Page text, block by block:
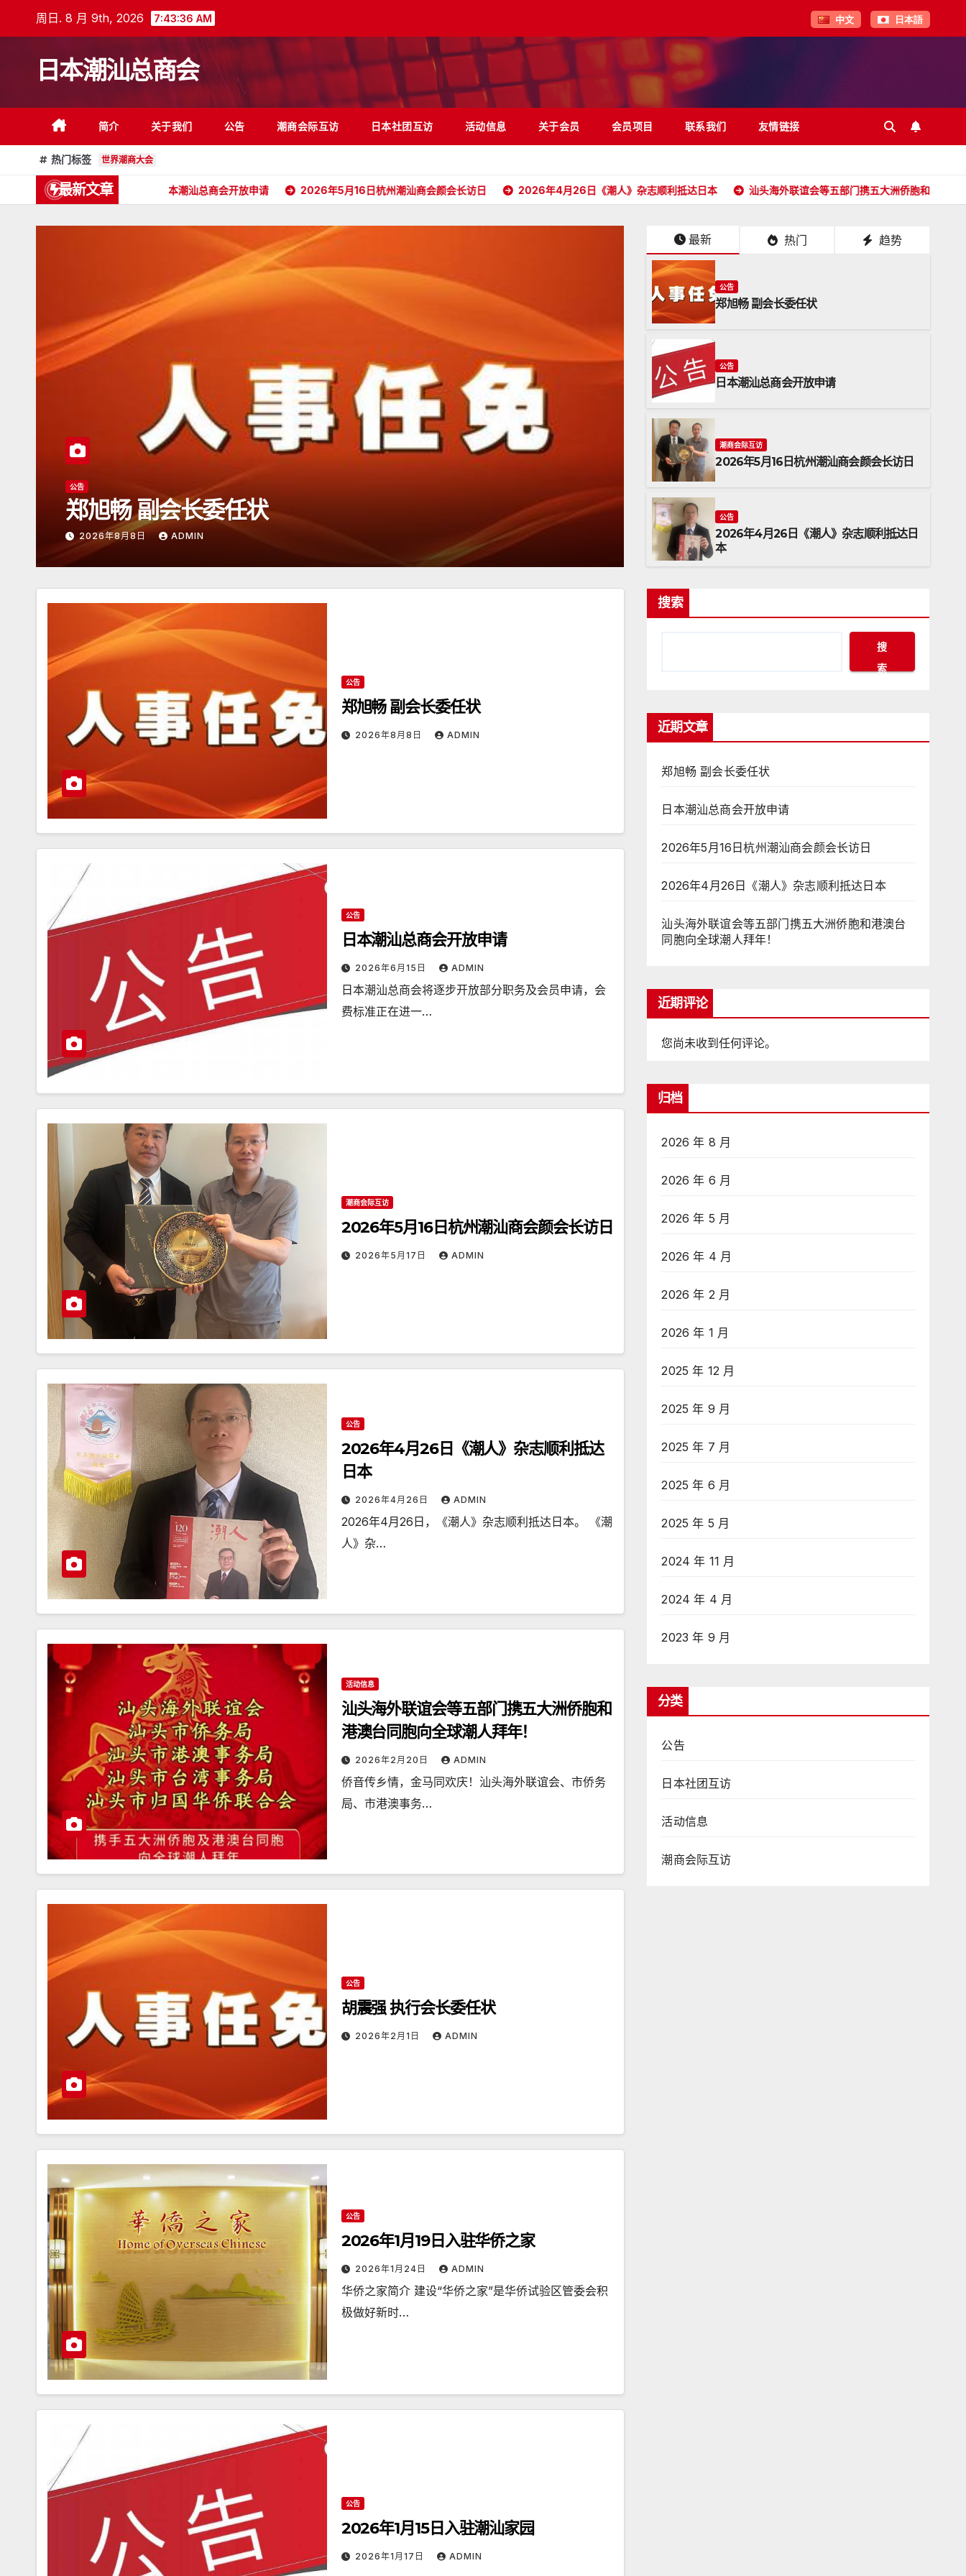
周日. 8 月 9th, 2026 7:43:38 AM 中文 日本語
日本潮汕总商会
简介 关于我们 公告 潮商会际互访 日本社团互访 活动信息 关于会员 会员项目 联系我们 友情链接
热门标签 世界潮商大会
最新文章
副会长委任状 日本潮汕总商会开放申请 2026年5月16日杭州潮汕商会颜会长访日 2026年4月26日《潮人》杂志顺利抵达日本 汕头海外联谊会等五部门携五大洲侨胞和港澳台同胞向全球潮
公告
郑旭畅 副会长委任状
2026年8月8日 ADMIN
日本潮汕总商会开放申请
2026年6月15日 ADMIN
最新 热门 趋势
公告
郑旭畅 副会长委任状
公告
日本潮汕总商会开放申请
潮商会际互访
2026年5月16日杭州潮汕商会颜会长访日
公告
2026年4月26日《潮人》杂志顺利抵达日
本
公告
郑旭畅 副会长委任状
2026年8月8日 ADMIN
公告
日本潮汕总商会开放申请
2026年6月15日 ADMIN
日本潮汕总商会将逐步开放部分职务及会员申请，会
费标准正在进一…
潮商会际互访
2026年5月16日杭州潮汕商会颜会长访日
2026年5月17日 ADMIN
公告
2026年4月26日《潮人》杂志顺利抵达
日本
2026年4月26日 ADMIN
2026年4月26日，《潮人》杂志顺利抵达日本。 《潮
人》杂…
活动信息
汕头海外联谊会等五部门携五大洲侨胞和
港澳台同胞向全球潮人拜年！
2026年2月20日 ADMIN
侨音传乡情，金马同欢庆！汕头海外联谊会、市侨务
局、市港澳事务…
公告
胡震强 执行会长委任状
2026年2月1日 ADMIN
公告
2026年1月19日入驻华侨之家
2026年1月24日 ADMIN
华侨之家简介 建设“华侨之家”是华侨试验区管委会积
极做好新时…
公告
2026年1月15日入驻潮汕家园
2026年1月17日 ADMIN
搜索
搜
索
近期文章
郑旭畅 副会长委任状
日本潮汕总商会开放申请
2026年5月16日杭州潮汕商会颜会长访日
2026年4月26日《潮人》杂志顺利抵达日本
汕头海外联谊会等五部门携五大洲侨胞和港澳台
同胞向全球潮人拜年！
近期评论
您尚未收到任何评论。
归档
2026 年 8 月
2026 年 6 月
2026 年 5 月
2026 年 4 月
2026 年 2 月
2026 年 1 月
2025 年 12 月
2025 年 9 月
2025 年 7 月
2025 年 6 月
2025 年 5 月
2024 年 11 月
2024 年 4 月
2023 年 9 月
分类
公告
日本社团互访
活动信息
潮商会际互访